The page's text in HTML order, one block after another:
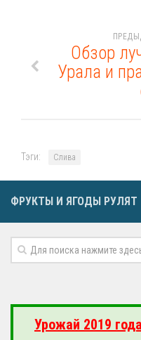
Обзор
Урала и
Тэги: Слива
ФРУКТЫ И ЯГОДЫ РУЛЯТ
Урожай 2019